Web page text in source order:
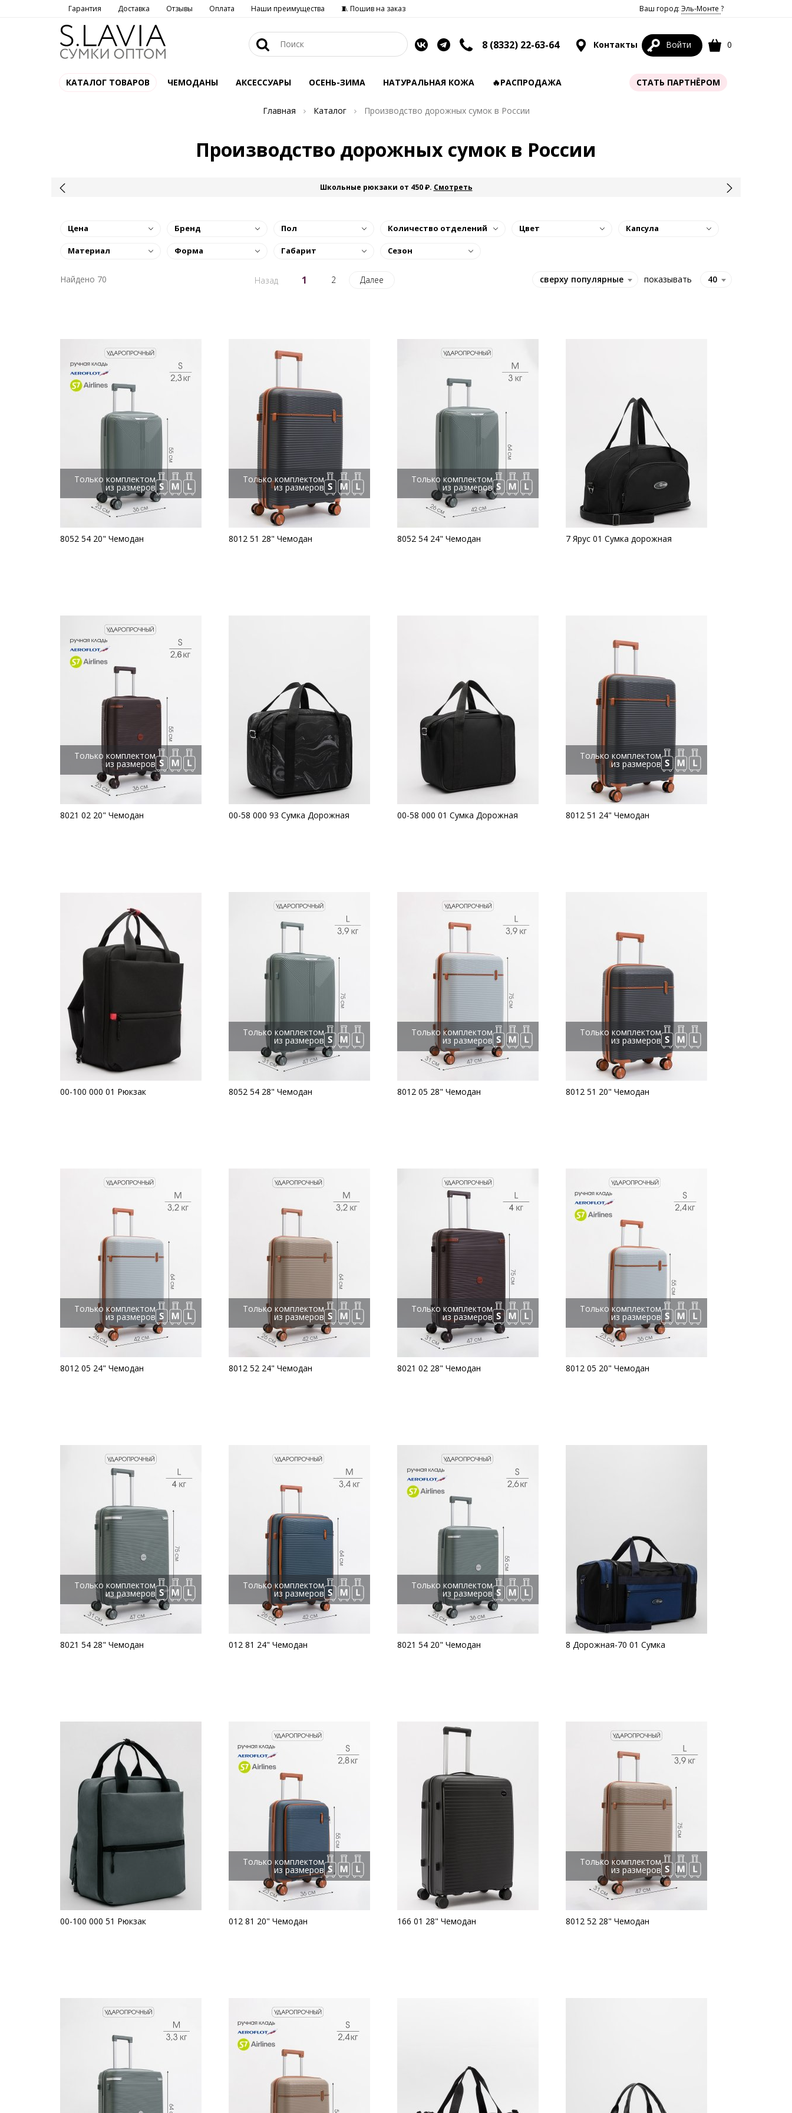
Гарантия Доставка Отзывы Оплата Наши преимущества 🧵 Пошив на заказ Ваш город: Эль-Монте ?
8 (8332) 22-63-64 Контакты Войти 0
КАТАЛОГ ТОВАРОВ ЧЕМОДАНЫ АКСЕССУАРЫ ОСЕНЬ-ЗИМА НАТУРАЛЬНАЯ КОЖА 🔥РАСПРОДАЖА СТАТЬ ПАРТНЁРОМ
Главная Каталог Производство дорожных сумок в России
Производство дорожных сумок в России
Школьные рюкзаки от 450 ₽. Смотреть
Цена Бренд Пол Количество отделений Цвет Капсула
Материал Форма Габарит Сезон
Найдено 70 Назад 1 2 Далее показывать 40
сверху популярные
Только комплектом
из размеров
8052 54 20" Чемодан
Только комплектом
из размеров
8012 51 28" Чемодан
Только комплектом
из размеров
8052 54 24" Чемодан 7 Ярус 01 Сумка дорожная
Только комплектом
из размеров
8021 02 20" Чемодан 00-58 000 93 Сумка Дорожная 00-58 000 01 Сумка Дорожная
Только комплектом
из размеров
8012 51 24" Чемодан
00-100 000 01 Рюкзак
Только комплектом
из размеров
8052 54 28" Чемодан
Только комплектом
из размеров
8012 05 28" Чемодан
Только комплектом
из размеров
8012 51 20" Чемодан
Только комплектом
из размеров
8012 05 24" Чемодан
Только комплектом
из размеров
8012 52 24" Чемодан
Только комплектом
из размеров
8021 02 28" Чемодан
Только комплектом
из размеров
8012 05 20" Чемодан
Только комплектом
из размеров
8021 54 28" Чемодан
Только комплектом
из размеров
012 81 24" Чемодан
Только комплектом
из размеров
8021 54 20" Чемодан 8 Дорожная-70 01 Сумка
00-100 000 51 Рюкзак
Только комплектом
из размеров
012 81 20" Чемодан 166 01 28" Чемодан
Только комплектом
из размеров
8012 52 28" Чемодан